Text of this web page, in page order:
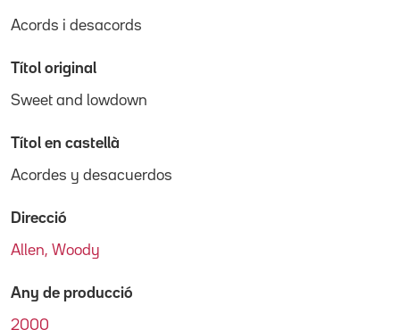
Acords i desacords
Títol original
Sweet and lowdown
Títol en castellà
Acordes y desacuerdos
Direcció
Allen, Woody
Any de producció
2000